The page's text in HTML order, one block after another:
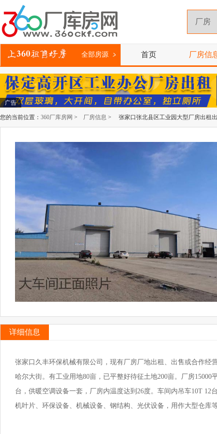
全部房源 首页 厂房信
广告
您的当前位置： 360厂库房网 > 厂房信息 > 张家口张北县区工业园大型厂房出租
详细信息
张家口久丰环保机械有限公司，现有厂房厂地出租、出售或合作经
哈尔大街。有工业用地80亩，已平整好待征土地200亩。厂房
台，供暖空调设备一套，厂房内温度达到26度。车间内吊车10T
机叶片、环保设备、机械设备、钢结构、光伏设备，用作大型仓